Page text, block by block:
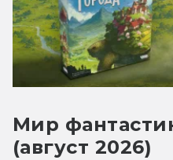
Мир
(август 2026)